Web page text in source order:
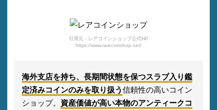
引用元：レアコインショップ公式HP
https://www.rarecoinshop.net/
海外支店を持ち、長期間状態を保つスラブ入り鑑
定済みコインのみを取り扱う信頼性の高いコイン
ショップ。 資産価値が高い本物のアンティークコ